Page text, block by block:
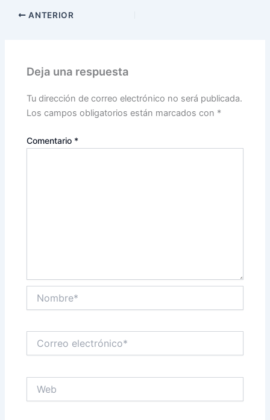
ANTERIOR
Deja una respuesta
Tu dirección de correo electrónico no será publicada.
Los campos obligatorios están marcados con *
Comentario *
electrónico*